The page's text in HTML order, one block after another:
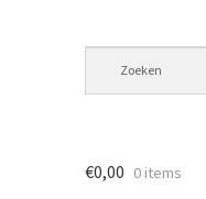
€0,00 0 items